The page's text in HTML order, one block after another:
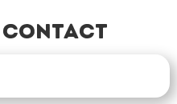
contact